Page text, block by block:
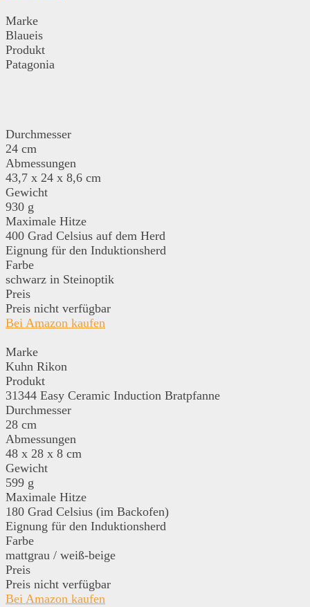
Marke
Blaueis
Produkt
Patagonia
Durchmesser
24 cm
Abmessungen
43,7 x 24 x 8,6 cm
Gewicht
930 g
Maximale Hitze
400 Grad Celsius auf dem Herd
Eignung für den Induktionsherd
Farbe
schwarz in Steinoptik
Preis
Preis nicht verfügbar
Bei Amazon kaufen
Marke
Kuhn Rikon
Produkt
31344 Easy Ceramic Induction Bratpfanne
Durchmesser
28 cm
Abmessungen
48 x 28 x 8 cm
Gewicht
599 g
Maximale Hitze
180 Grad Celsius (im Backofen)
Eignung für den Induktionsherd
Farbe
mattgrau / weiß-beige
Preis
Preis nicht verfügbar
Bei Amazon kaufen